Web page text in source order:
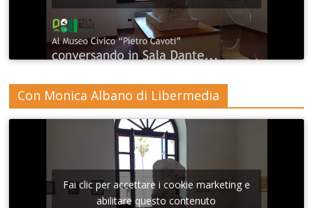
Con Monica Albano di Libermedia
Fai clic per accettare i cookie marketing e
abilitare questo contenuto